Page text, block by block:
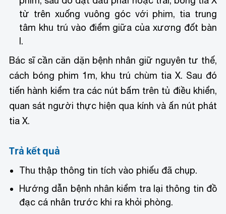
từ trên xuống vuông góc với phim, tia trung
tâm khu trú vào điểm giữa của xương đốt bàn
I.
Bác sĩ cần căn dặn bệnh nhân giữ nguyên tư thế,
cách bóng phim 1m, khu trú chùm tia X. Sau đó
tiến hành kiểm tra các nút bấm trên tủ điều khiển,
quan sát người thực hiện qua kính và ấn nút phát
tia X.
Trả kết quả
Thu thập thông tin tích vào phiếu đã chụp.
Hướng dẫn bệnh nhân kiểm tra lại thông tin đồ
đạc cá nhân trước khi ra khỏi phòng.